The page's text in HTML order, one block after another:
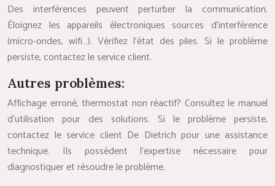
Des interférences peuvent perturber la communication.
Éloignez les appareils électroniques sources d’interférence
(micro-ondes, wifi…). Vérifiez l’état des piles. Si le problème
persiste, contactez le service client.
Autres problèmes:
Affichage erroné, thermostat non réactif? Consultez le manuel
d’utilisation pour des solutions. Si le problème persiste,
contactez le service client De Dietrich pour une assistance
technique. Ils possèdent l’expertise nécessaire pour
diagnostiquer et résoudre le problème.